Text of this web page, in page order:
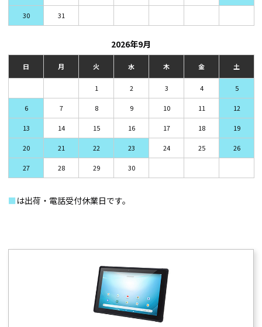
30 31
2026年9月
日 月 火 水 木 金 土
1 2 3 4 5
6 7 8 9 10 11 12
13 14 15 16 17 18 19
20 21 22 23 24 25 26
27 28 29 30
■ は出荷・電話受付休業日です。